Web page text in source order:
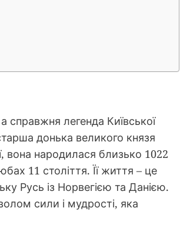
справжня легенда Київської
донька великого князя
вона народилася близько 1022
11 століття. Її життя – це
Русь із Норвегією та Данією.
сили і мудрості, яка